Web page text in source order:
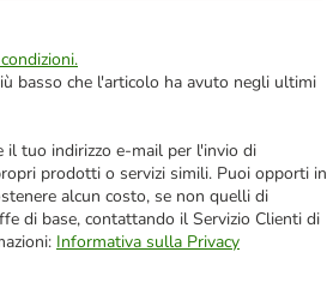
basso che l'articolo ha avuto negli ultimi
tuo indirizzo e-mail per l'invio di
prodotti o servizi simili. Puoi opporti in
alcun costo, se non quelli di
di base, contattando il Servizio Clienti di
Informativa sulla Privacy